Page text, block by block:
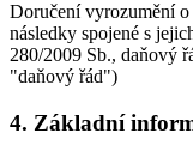
Doručení vyrozumění
následky spojené s
280/2009 Sb., daňový
"daňový řád")
4. Základní